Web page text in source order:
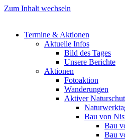
Zum Inhalt wechseln
Termine & Aktionen
Aktuelle Infos
Bild des Tages
Unsere Berichte
Aktionen
Fotoaktion
Wanderungen
Aktiver
Bau von
Bau
Bau